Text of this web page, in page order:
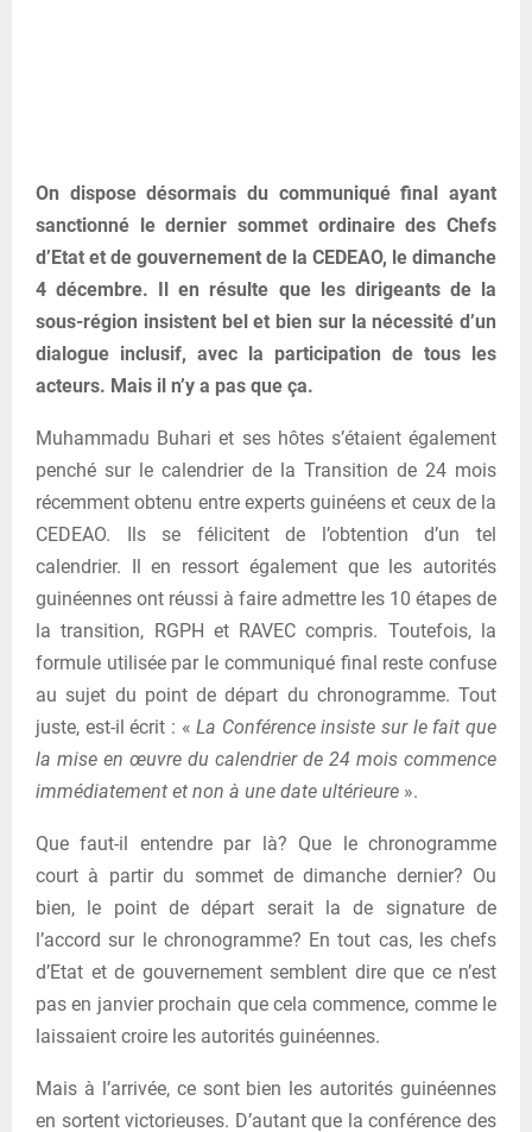
On dispose désormais du communiqué final ayant
sanctionné le dernier sommet ordinaire des Chefs
d’Etat et de gouvernement de la CEDEAO, le dimanche
4 décembre. Il en résulte que les dirigeants de la
sous-région insistent bel et bien sur la nécessité d’un
dialogue inclusif, avec la participation de tous les
acteurs. Mais il n’y a pas que ça.
Muhammadu Buhari et ses hôtes s’étaient également
penché sur le calendrier de la Transition de 24 mois
récemment obtenu entre experts guinéens et ceux de la
CEDEAO. Ils se félicitent de l’obtention d’un tel
calendrier. Il en ressort également que les autorités
guinéennes ont réussi à faire admettre les 10 étapes de
la transition, RGPH et RAVEC compris. Toutefois, la
formule utilisée par le communiqué final reste confuse
au sujet du point de départ du chronogramme. Tout
juste, est-il écrit : «La Conférence insiste sur le fait que
la mise en œuvre du calendrier de 24 mois commence
immédiatement et non à une date ultérieure ».
Que faut-il entendre par là? Que le chronogramme
court à partir du sommet de dimanche dernier? Ou
bien, le point de départ serait la de signature de
l’accord sur le chronogramme? En tout cas, les chefs
d’Etat et de gouvernement semblent dire que ce n’est
pas en janvier prochain que cela commence, comme le
laissaient croire les autorités guinéennes.
Mais à l’arrivée, ce sont bien les autorités guinéennes
en sortent victorieuses. D’autant que la conférence des